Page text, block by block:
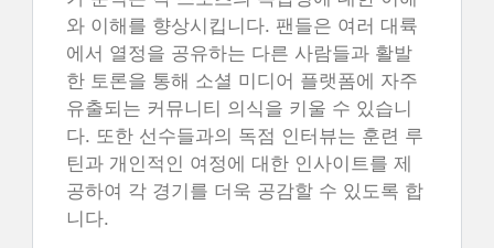
와 이해를 향상시킵니다. 팬들은 여러 대륙
에서 열정을 공유하는 다른 사람들과 활발
한 토론을 통해 소셜 미디어 플랫폼에 자주
유출되는 커뮤니티 의식을 키울 수 있습니
다. 또한 선수들과의 독점 인터뷰는 훈련 루
틴과 개인적인 여정에 대한 인사이트를 제
공하여 각 경기를 더욱 공감할 수 있도록 합
니다.